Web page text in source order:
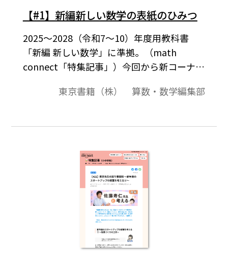
【#1】新編新しい数学の表紙のひみつ
2025～2028（令和7～10）年度用教科書
「新編 新しい数学」に準拠。（math
connect「特集記事」）今回から新コーナー
る」がスタートします。これから7回に渡り
しい数学 ～MATH CONNECT 数学のつな
東京書籍（株） 算数・数学編集部